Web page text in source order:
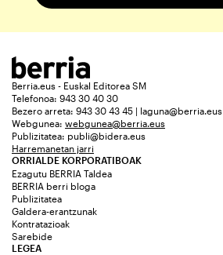
Berria.eus - Euskal Editorea SM
Telefonoa: 943 30 40 30
Bezero arreta: 943 30 43 45 | laguna@berria.eus
Webgunea: webgunea@berria.eus
Publizitatea: publi@bidera.eus
Harremanetan jarri
ORRIALDE KORPORATIBOAK
Ezagutu BERRIA Taldea
BERRIA berri bloga
Publizitatea
Galdera-erantzunak
Kontratazioak
Sarebide
LEGEA